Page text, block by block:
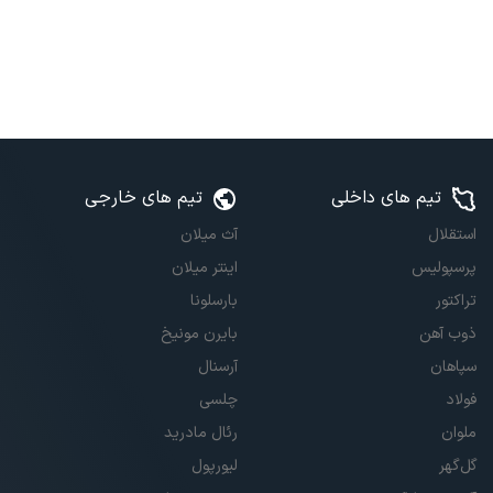
تیم های داخلی
استقلال
پرسپولیس
تراکتور
ذوب آهن
سپاهان
فولاد
ملوان
گل‌گهر
تیم های خارجی
آث میلان
اینتر میلان
بارسلونا
بایرن مونیخ
آرسنال
چلسی
رئال مادرید
لیورپول